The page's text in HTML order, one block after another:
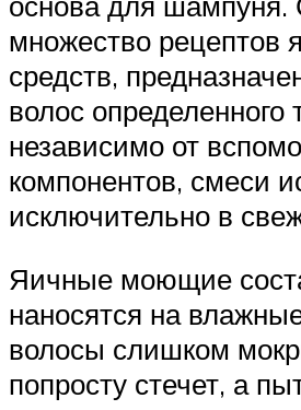
множество рецептов
средств,
волос определенного
независимо от
компонентов, смеси
исключительно в
Яичные моющие
наносятся на
волосы слишком
попросту стечет, а